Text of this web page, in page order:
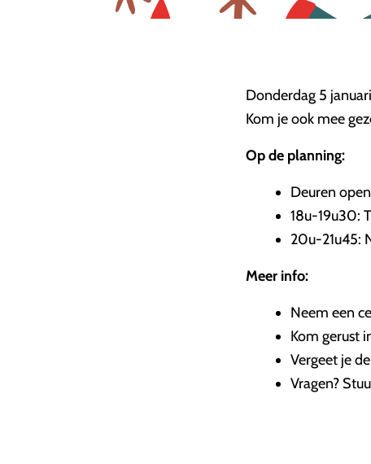
Donderdag 5
Kom je ook mee
Op de planning:
Deuren
18u-19u30:
20u-21u45:
Meer info:
Neem een
Kom gerust
Vergeet je
Vragen?